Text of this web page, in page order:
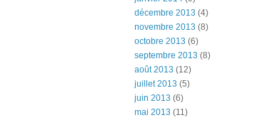
décembre 2013 (4)
novembre 2013 (8)
octobre 2013 (6)
septembre 2013 (8)
août 2013 (12)
juillet 2013 (5)
juin 2013 (6)
mai 2013 (11)